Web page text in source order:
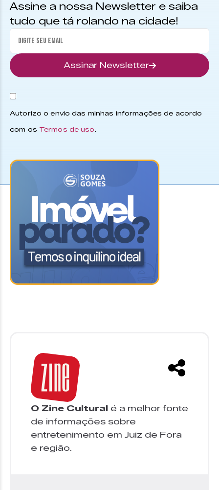
Assine a nossa Newsletter e saiba
tudo que tá rolando na cidade!
Assinar Newsletter
Autorizo o envio das minhas informações de acordo
com os Termos de uso.
O Zine Cultural é a melhor fonte
de informações sobre
entretenimento em Juiz de Fora
e região.